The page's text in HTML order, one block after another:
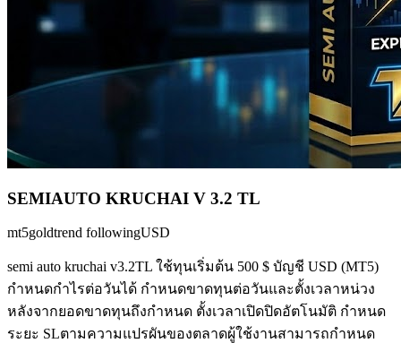
SEMIAUTO KRUCHAI V 3.2 TL
mt5goldtrend followingUSD
semi auto kruchai v3.2TL ใช้ทุนเริ่มต้น 500 $ บัญชี USD (MT5)
กำหนดกำไรต่อวันได้ กำหนดขาดทุนต่อวันและตั้งเวลาหน่วง
หลังจากยอดขาดทุนถึงกำหนด ตั้งเวลาเปิดปิดอัตโนมัติ กำหนด
ระยะ SLตามความแปรผันของตลาดผู้ใช้งานสามารถกำหนด